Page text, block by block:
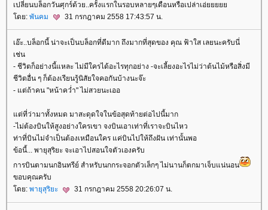
เปลี่ยนบล็อกวันศุกร์ด้วย..ครั้งแรกในรอบหลายๆเดือนหรือเปล่าเอ่
ดย: พันคม 31 กรกฎาคม 2558 17:43:57 น.
เอ๊ะ..บล็อกนี้ น่าจะเป็นบล็อกที่ดีมาก ถึงมากที่สุดของ คุณ ฟ้าใส เลยนะครับนี่
เช่น
- ชีวิตก็อย่างนี้แหละ ไม่มีใครได้อะไรทุกอย่าง -จะเลี้ยงอะไรไม่ว่าต้นไม้หรือสิ่งมี
ชีวิตอื่น ๆ ก็ต้องเรียนรู้นิสัยใจคอกันบ้างนะจ๊ะ
- แต่ถ้าคน "หน้าคว่ำ" ไม่สวยนะเออ
ต่ที่ว่ามาทั้งหมด มาสะดุดใจในข้อสุดท้ายต่อไปนี้มาก
-ไม่ต้องบินให้สูงอย่างใครเขา จงบินเอาเท่าที่เราจะบินไหว
ท่าที่บินไม่จำเป็นต้องเหมือนใคร แค่บินไปให้ถึงฝัน เท่านั้นพอ
ข้อนี้... พายุสุริยะ จะเอาไปสอนใจตัวเองครับ
การบินตามนกอินทรีย์ สำหรับนกกระจอกตัวเล็กๆ ไม่นานก็ตกมาเจ็บแน่นอน
ขอบคุณครับ
ดย: พายุสุริยะ 31 กรกฎาคม 2558 20:26:07 น.